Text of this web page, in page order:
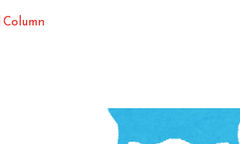
Co umn